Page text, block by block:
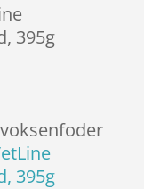
395g
395g